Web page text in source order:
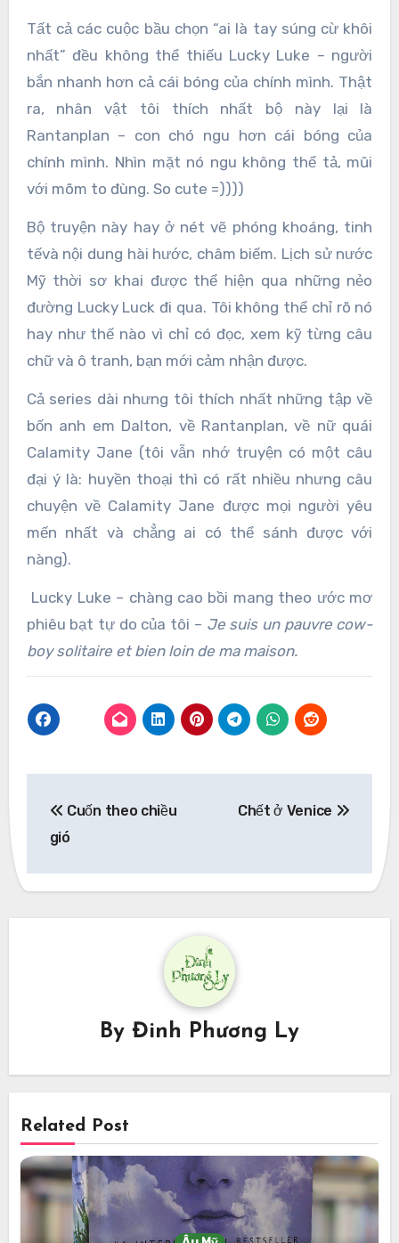
Tất cả các cuộc bầu chọn “ai là tay súng cừ khôi
nhất” đều không thể thiếu Lucky Luke – người
bắn nhanh hơn cả cái bóng của chính mình. Thật
ra, nhân vật tôi thích nhất bộ này lại là
Rantanplan – con chó ngu hơn cái bóng của
chính mình. Nhìn mặt nó ngu không thể tả, mũi
với mõm to đùng. So cute =))))
Bộ truyện này hay ở nét vẽ phóng khoáng, tinh
tếvà nội dung hài hước, châm biếm. Lịch sử nước
Mỹ thời sơ khai được thể hiện qua những nẻo
đường Lucky Luck đi qua. Tôi không thể chỉ rõ nó
hay như thế nào vì chỉ có đọc, xem kỹ từng câu
chữ và ô tranh, bạn mới cảm nhận được.
Cả series dài nhưng tôi thích nhất những tập về
bốn anh em Dalton, về Rantanplan, về nữ quái
Calamity Jane (tôi vẫn nhớ truyện có một câu
đại ý là: huyền thoại thì có rất nhiều nhưng câu
chuyện về Calamity Jane được mọi người yêu
mến nhất và chẳng ai có thể sánh được với
nàng).
Lucky Luke – chàng cao bồi mang theo ước mơ
phiêu bạt tự do của tôi – Je suis un pauvre cow-
boy solitaire et bien loin de ma maison.
navigation
Cuốn theo chiều
gió
Chết ở Venice
By Đinh Phương Ly
Related Post